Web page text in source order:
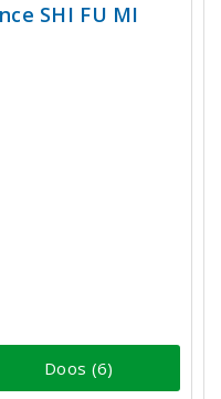
SHI FU MI
Doos (6)